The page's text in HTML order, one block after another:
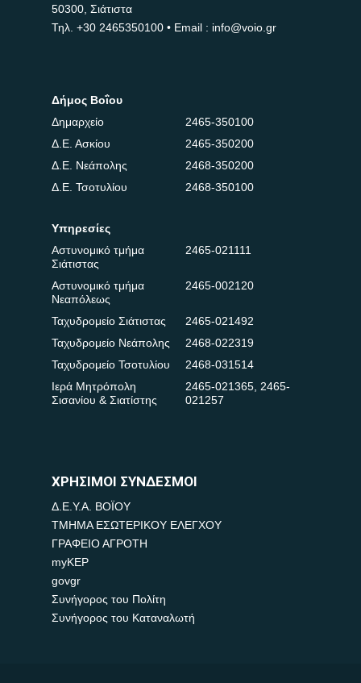
50300, Σιάτιστα
Τηλ. +30 2465350100 • Email : info@voio.gr
Δήμος Βοΐου
Δημαρχείο
2465-350100
Δ.Ε. Ασκίου
2465-350200
Δ.Ε. Νεάπολης
2468-350200
Δ.Ε. Τσοτυλίου
2468-350100
Υπηρεσίες
Αστυνομικό τμήμα
Σιάτιστας
2465-021111
Αστυνομικό τμήμα
Νεαπόλεως
2465-002120
Ταχυδρομείο Σιάτιστας
2465-021492
Ταχυδρομείο Νεάπολης
2468-022319
Ταχυδρομείο Τσοτυλίου
2468-031514
Ιερά Μητρόπολη
Σισανίου & Σιατίστης
2465-021365, 2465-
021257
ΧΡΗΣΙΜΟΙ ΣΥΝΔΕΣΜΟΙ
Δ.Ε.Υ.Α. ΒΟΪΟΥ
ΤΜΗΜΑ ΕΣΩΤΕΡΙΚΟΥ ΕΛΕΓΧΟΥ
ΓΡΑΦΕΙΟ ΑΓΡΟΤΗ
myKEP
govgr
Συνήγορος του Πολίτη
Συνήγορος του Καταναλωτή